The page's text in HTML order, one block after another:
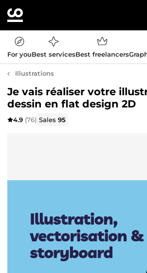
For youBest servicesBest freelancers
Illustrations
Je vais réaliser votre
dessin en flat design 2D
4.9 (76) Sales95